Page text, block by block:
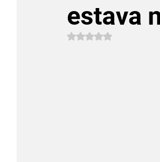
estava
Avaliado com NaN